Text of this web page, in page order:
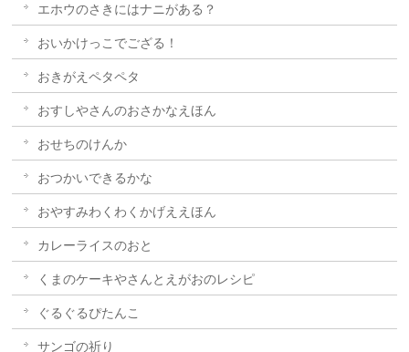
エホウのさきにはナニがある？
おいかけっこでござる！
おきがえペタペタ
おすしやさんのおさかなえほん
おせちのけんか
おつかいできるかな
おやすみわくわくかげええほん
カレーライスのおと
くまのケーキやさんとえがおのレシピ
ぐるぐるぴたんこ
サンゴの祈り